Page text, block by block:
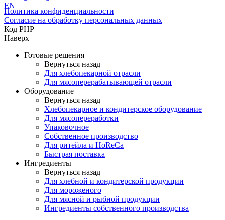
EN
Политика конфиденциальности
Согласие на обработку персональных данных
Код PHP
Наверх
Готовые решения
Вернуться назад
Для хлебопекарной отрасли
Для мясоперерабатывающей отрасли
Оборудование
Вернуться назад
Хлебопекарное и кондитерское оборудование
Для мясопереработки
Упаковочное
Собственное производство
Для ритейла и HoReCa
Быстрая поставка
Ингредиенты
Вернуться назад
Для хлебной и кондитерской продукции
Для мороженого
Для мясной и рыбной продукции
Ингредиенты собственного производства